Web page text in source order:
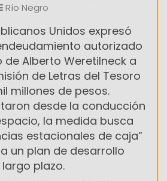
Río Negro
Unidos expresó
autorizado
de Alberto Weretilneck a
de Letras del Tesoro
millones de pesos.
desde la conducción
la medida busca
estacionales de caja”
un plan de desarrollo
plazo.